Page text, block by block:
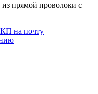
прямой проволоки с
на почту